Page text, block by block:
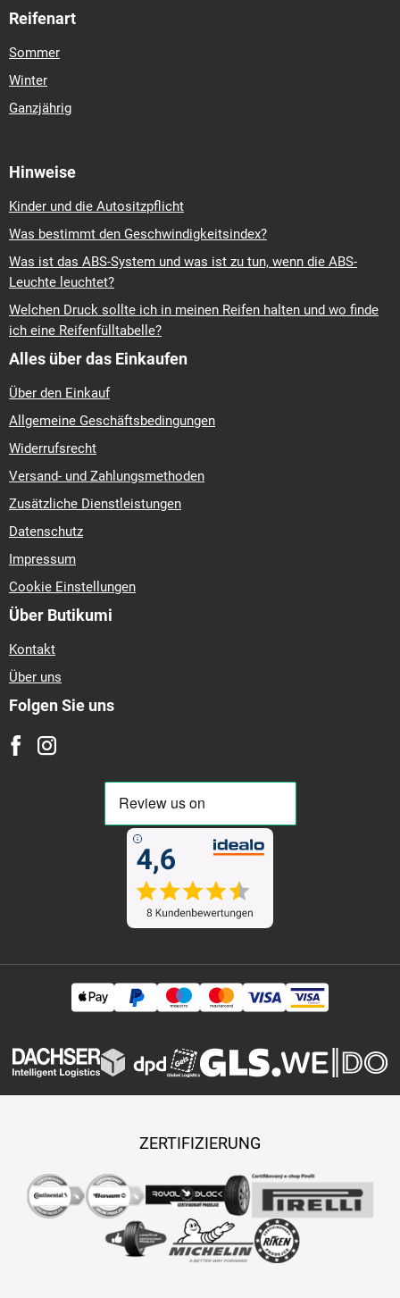
Reifenart
Sommer
Winter
Ganzjährig
Hinweise
Kinder und die Autositzpflicht
Was bestimmt den Geschwindigkeitsindex?
Was ist das ABS-System und was ist zu tun, wenn die ABS-
Leuchte leuchtet?
Welchen Druck sollte ich in meinen Reifen halten und wo finde
ich eine Reifenfülltabelle?
Alles über das Einkaufen
Über den Einkauf
Allgemeine Geschäftsbedingungen
Widerrufsrecht
Versand- und Zahlungsmethoden
Zusätzliche Dienstleistungen
Datenschutz
Impressum
Cookie Einstellungen
Über Butikumi
Kontakt
Über uns
Folgen Sie uns
ZERTIFIZIERUNG